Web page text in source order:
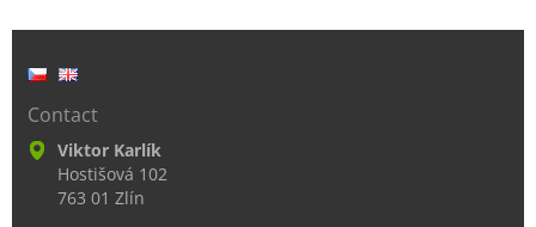
Contact
Viktor Karlík
Hostišová 102
763 01 Zlín